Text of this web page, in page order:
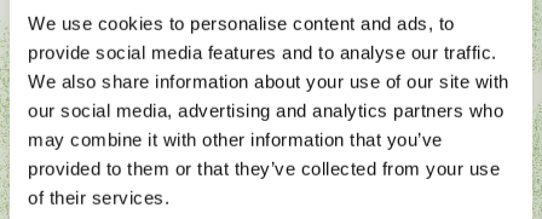
We use cookies to personalise content and ads, to
provide social media features and to analyse our traffic.
We also share information about your use of our site with
our social media, advertising and analytics partners who
may combine it with other information that you’ve
provided to them or that they’ve collected from your use
of their services.